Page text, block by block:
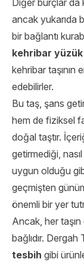
Diğer burçlar da
ancak yukarıda
bir bağlantı
kehribar yüzük
kehribar taşının
edebilirler.
Bu taş, şans
hem de fiziksel
doğal taştır.
getirmediği,
uygun olduğu
geçmişten
önemli bir yer
Ancak, her
bağlıdır.
tesbih gibi